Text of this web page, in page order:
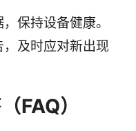
保持设备健康。
及时应对新出现
FAQ）